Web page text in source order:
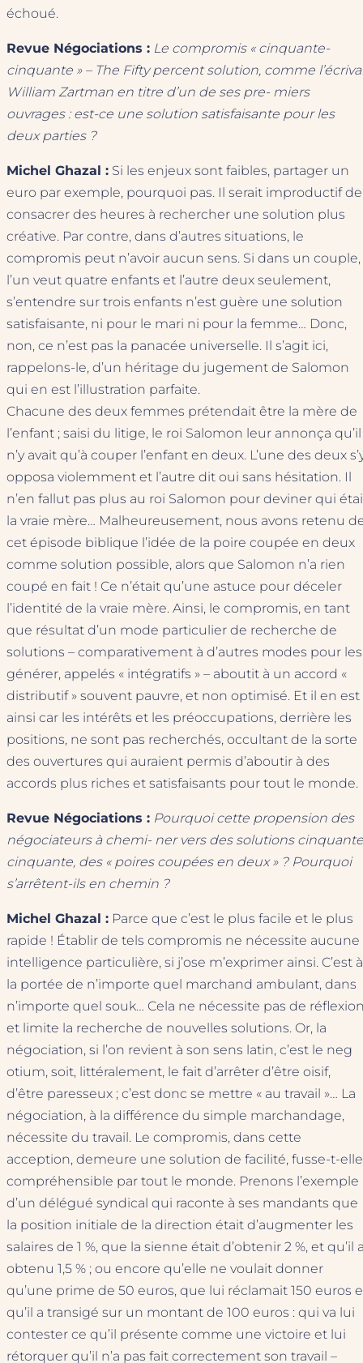
échoué.
Revue Négociations : Le compromis « cinquante-
cinquante » – The Fifty percent solution, comme
William Zartman en titre d’un de ses pre- miers
ouvrages : est-ce une solution satisfaisante pour les
deux parties ?
Michel Ghazal : Si les enjeux sont faibles, partager un
euro par exemple, pourquoi pas. Il serait improductif de
consacrer des heures à rechercher une solution plus
créative. Par contre, dans d’autres situations, le
compromis peut n’avoir aucun sens. Si dans un couple,
l’un veut quatre enfants et l’autre deux seulement,
s’entendre sur trois enfants n’est guère une solution
satisfaisante, ni pour le mari ni pour la femme… Donc,
non, ce n’est pas la panacée universelle. Il s’agit ici,
rappelons-le, d’un héritage du jugement de Salomon
qui en est l’illustration parfaite.
Chacune des deux femmes prétendait être la mère de
l’enfant ; saisi du litige, le roi Salomon leur annonça qu’il
n’y avait qu’à couper l’enfant en deux. L’une des deux
opposa violemment et l’autre dit oui sans hésitation. Il
n’en fallut pas plus au roi Salomon pour deviner qui
la vraie mère… Malheureusement, nous avons retenu
cet épisode biblique l’idée de la poire coupée en deux
comme solution possible, alors que Salomon n’a rien
coupé en fait ! Ce n’était qu’une astuce pour déceler
l’identité de la vraie mère. Ainsi, le compromis, en tant
que résultat d’un mode particulier de recherche de
solutions – comparativement à d’autres modes pour les
générer, appelés « intégratifs » – aboutit à un accord «
distributif » souvent pauvre, et non optimisé. Et il en est
ainsi car les intérêts et les préoccupations, derrière les
positions, ne sont pas recherchés, occultant de la sorte
des ouvertures qui auraient permis d’aboutir à des
accords plus riches et satisfaisants pour tout le monde.
Revue Négociations : Pourquoi cette propension des
négociateurs à chemi- ner vers des solutions
cinquante, des « poires coupées en deux » ? Pourquoi
s’arrêtent-ils en chemin ?
Michel Ghazal : Parce que c’est le plus facile et le plus
rapide ! Établir de tels compromis ne nécessite aucune
intelligence particulière, si j’ose m’exprimer ainsi. C’est à
la portée de n’importe quel marchand ambulant, dans
n’importe quel souk… Cela ne nécessite pas de
et limite la recherche de nouvelles solutions. Or, la
négociation, si l’on revient à son sens latin, c’est le neg
otium, soit, littéralement, le fait d’arrêter d’être oisif,
d’être paresseux ; c’est donc se mettre « au travail »… La
négociation, à la différence du simple marchandage,
nécessite du travail. Le compromis, dans cette
acception, demeure une solution de facilité, fusse-t-elle
compréhensible par tout le monde. Prenons l’exemple
d’un délégué syndical qui raconte à ses mandants que
la position initiale de la direction était d’augmenter les
salaires de 1 %, que la sienne était d’obtenir 2 %, et qu’il
obtenu 1,5 % ; ou encore qu’elle ne voulait donner
qu’une prime de 50 euros, que lui réclamait 150 euros
qu’il a transigé sur un montant de 100 euros : qui va lui
contester ce qu’il présente comme une victoire et lui
rétorquer qu’il n’a pas fait correctement son travail –